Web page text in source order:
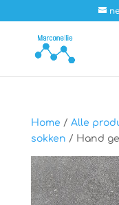
Home / Alle
sokken / Hand